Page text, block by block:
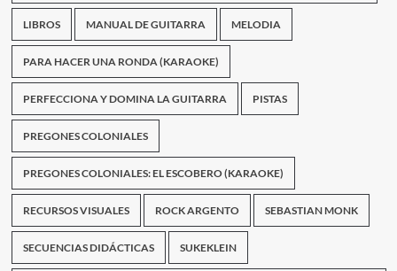
LIBROS MANUAL DE GUITARRA MELODIA
PARA HACER UNA RONDA (KARAOKE)
PERFECCIONA Y DOMINA LA GUITARRA PISTAS
PREGONES COLONIALES
PREGONES COLONIALES: EL ESCOBERO (KARAOKE)
RECURSOS VISUALES ROCK ARGENTO SEBASTIAN MONK
SECUENCIAS DIDÁCTICAS SUKEKLEIN